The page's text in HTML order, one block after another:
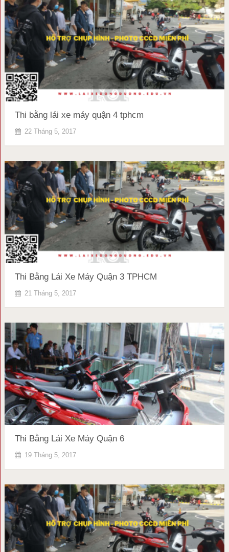
Thi bằng lái xe máy quận 4 tphcm
22 Tháng 5, 2017
Thi Bằng Lái Xe Máy Quận 3 TPHCM
21 Tháng 5, 2017
Thi Bằng Lái Xe Máy Quận 6
19 Tháng 5, 2017